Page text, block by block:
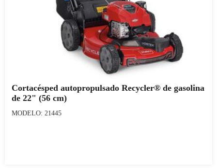
Cortacésped autopropulsado Recycler® de gasolina
de 22" (56 cm)
MODELO: 21445